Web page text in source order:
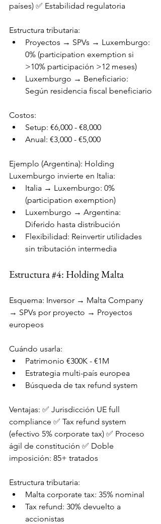
países) ✅ Estabilidad regulatoria
Estructura tributaria:
Proyectos → SPVs → Luxemburgo:
0% (participation exemption si
>10% participación >12 meses)
Luxemburgo → Beneficiario:
Según residencia fiscal beneficiario
Costos:
Setup: €6,000 - €8,000
Anual: €3,000 - €5,000
Ejemplo (Argentina): Holding
Luxemburgo invierte en Italia:
Italia → Luxemburgo: 0%
(participation exemption)
Luxemburgo → Argentina:
Diferido hasta distribución
Flexibilidad: Reinvertir utilidades
sin tributación intermedia
Estructura #4: Holding Malta
Esquema: Inversor → Malta Company
→ SPVs por proyecto → Proyectos
europeos
Cuándo usarla:
Patrimonio €300K - €1M
Estrategia multi-país europea
Búsqueda de tax refund system
Ventajas: ✅ Jurisdicción UE full
compliance ✅ Tax refund system
(efectivo 5% corporate tax) ✅ Proceso
ágil de constitución ✅ Doble
imposición: 85+ tratados
Estructura tributaria:
Malta corporate tax: 35% nominal
Tax refund: 30% devuelto a
accionistas